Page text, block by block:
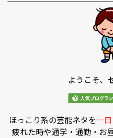
ようこそ、
ほっこり系の芸能ネタを一
疲れた時や通学・通勤・お